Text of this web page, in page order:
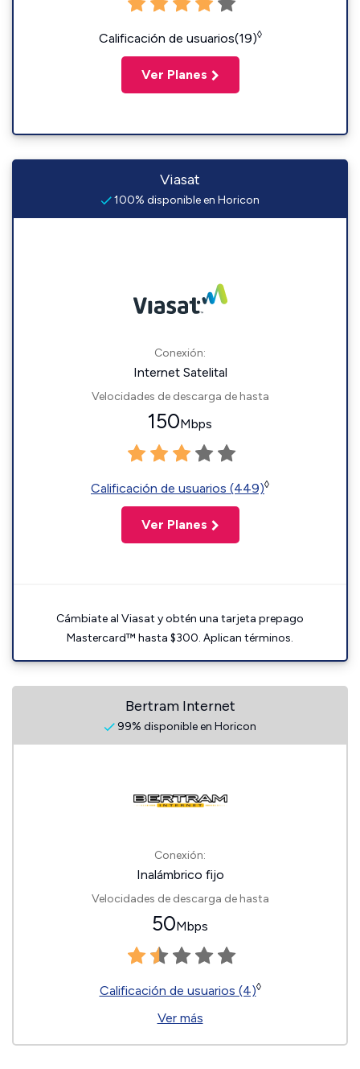
Calificación de usuarios(19)◊
Ver Planes
Viasat
100% disponible en Horicon
Conexión:
Internet Satelital
Velocidades de descarga de hasta
150Mbps
Calificación de usuarios (449)◊
Ver Planes
Cámbiate al Viasat y obtén una tarjeta prepago
Mastercard™ hasta $300. Aplican términos.
Bertram Internet
99% disponible en Horicon
Conexión:
Inalámbrico fijo
Velocidades de descarga de hasta
50Mbps
Calificación de usuarios (4)◊
Ver más